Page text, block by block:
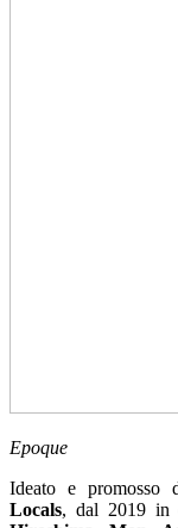
Epoque
Ideato e promosso
Locals, dal 2019 in